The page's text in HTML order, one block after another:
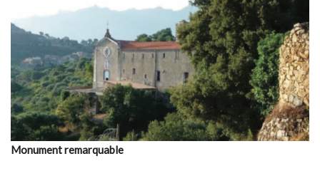
Monument remarquable